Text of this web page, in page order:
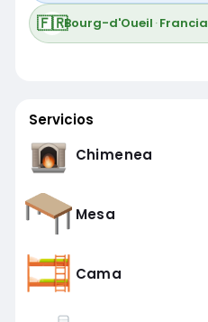
🇫🇷Bourg-d'Oueil ·Francia
Servicios
Chimenea
Mesa
Cama